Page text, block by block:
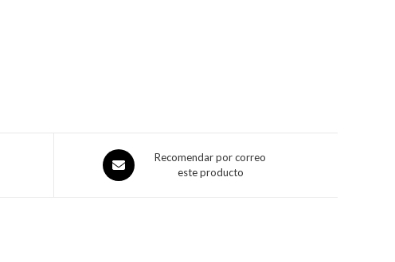
Recomendar por correo
este producto